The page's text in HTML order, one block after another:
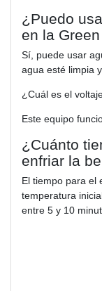
¿Puedo
en la
Sí, puede usar
agua esté limpia
¿Cuál es el
Este equipo
¿Cuánto
enfriar la
El tiempo para el
temperatura
entre 5 y 10